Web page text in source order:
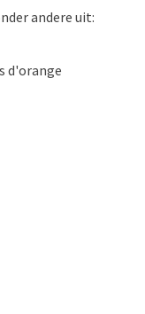
andere uit:
d'orange
yoghurt
en